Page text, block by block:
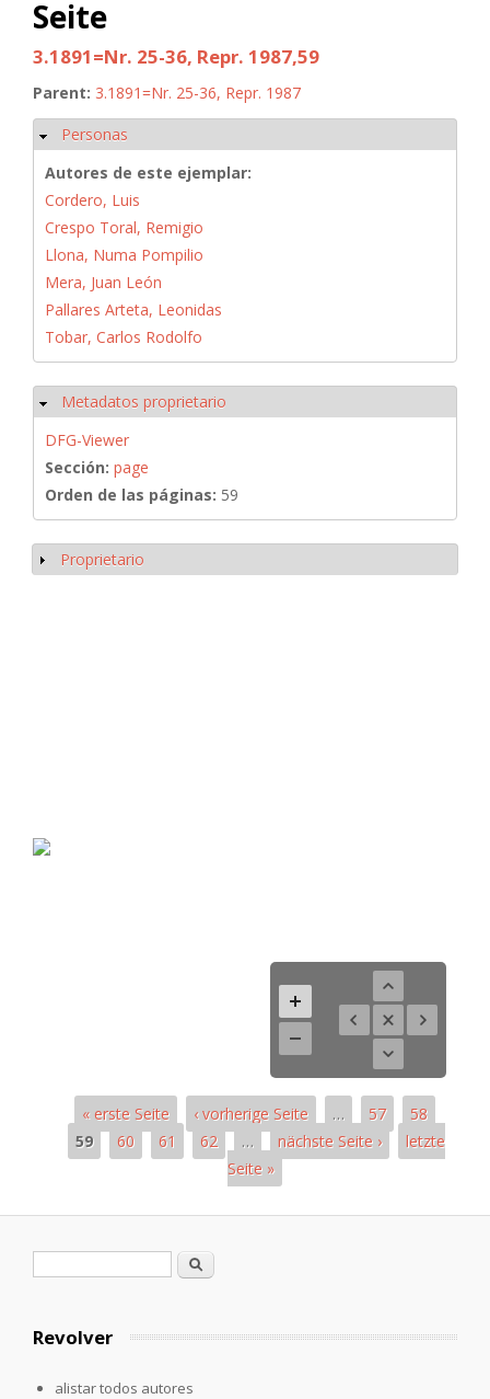
Seite
3.1891=Nr. 25-36, Repr. 1987,59
Parent: 3.1891=Nr. 25-36, Repr. 1987
Ocultar
Personas
Autores de este ejemplar:
Cordero, Luis
Crespo Toral, Remigio
Llona, Numa Pompilio
Mera, Juan León
Pallares Arteta, Leonidas
Tobar, Carlos Rodolfo
Ocultar
Metadatos proprietario
DFG-Viewer
Sección: page
Orden de las páginas: 59
Mostrar
Proprietario
« erste Seite ‹ vorherige Seite … 57
58
59
60 61 62 … nächste Seite ›
letzte
Seite »
Formulario de búsqueda
Buscar
Revolver
alistar todos autores